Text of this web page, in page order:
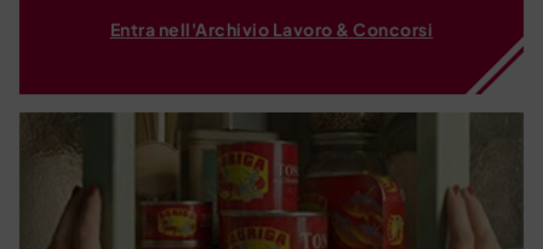
Entra nell'Archivio Lavoro & Concorsi